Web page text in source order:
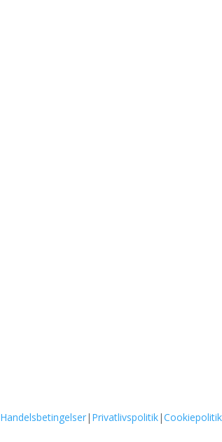
Handelsbetingelser| Privatlivspolitik|Cookiepolitik